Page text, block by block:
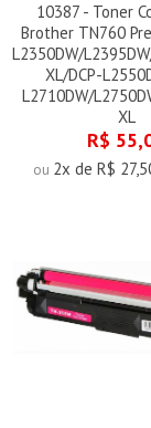
10387 - Toner
Brother TN760
L2350DW/
XL/DCP-
L2710DW/
XL
R$
ou 2x de R$